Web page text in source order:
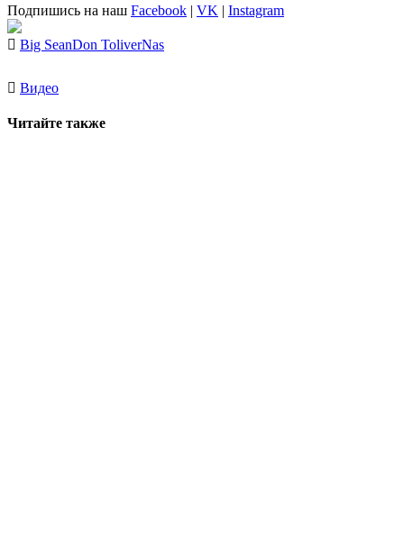
Подпишись на наш Facebook | VK | Instagram
Big SeanDon ToliverNas
Видео
Читайте также